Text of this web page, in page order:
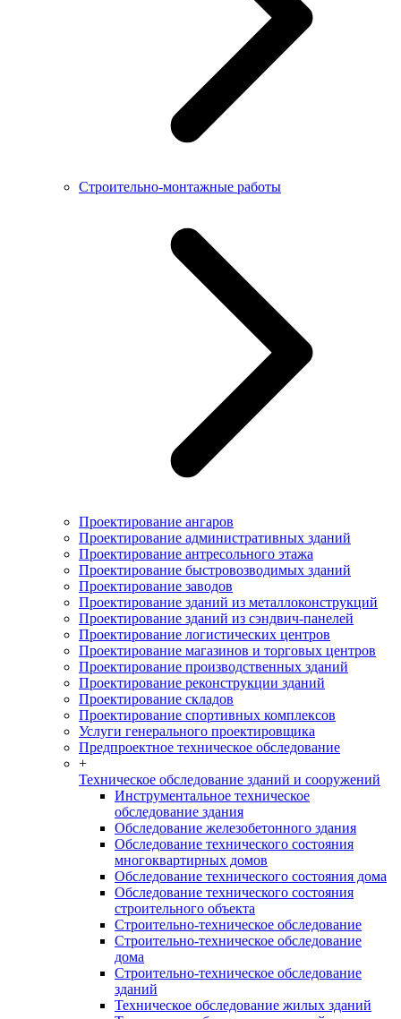
Строительно-монтажные работы
Проектирование ангаров
Проектирование административных зданий
Проектирование антресольного этажа
Проектирование быстровозводимых зданий
Проектирование заводов
Проектирование зданий из металлоконструкций
Проектирование зданий из сэндвич-панелей
Проектирование логистических центров
Проектирование магазинов и торговых центров
Проектирование производственных зданий
Проектирование реконструкции зданий
Проектирование складов
Проектирование спортивных комплексов
Услуги генерального проектировщика
Предпроектное техническое обследование
+
Техническое обследование зданий и сооружений
Инструментальное техническое
обследование здания
Обследование железобетонного здания
Обследование технического состояния
многоквартирных домов
Обследование технического состояния дома
Обследование технического состояния
строительного объекта
Строительно-техническое обследование
Строительно-техническое обследование
дома
Строительно-техническое обследование
зданий
Техническое обследование жилых зданий